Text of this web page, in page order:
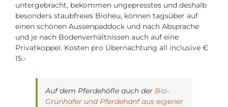
untergebracht, bekommen ungepresstes und deshalb
besonders staubfreies Bioheu, können tagsüber auf
einen schönen Aussenpaddock und nach Absprache
und je nach Bodenverhältnissen auch auf eine
Privatkoppel. Kosten pro Übernachtung all inclusive €
15.-
Auf dem Pferdehöfle auch der Bio-
Grünhafer und Pferdehanf aus eigener